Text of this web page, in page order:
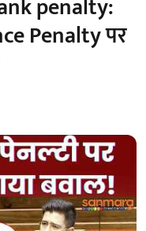
penalty:
Penalty पर